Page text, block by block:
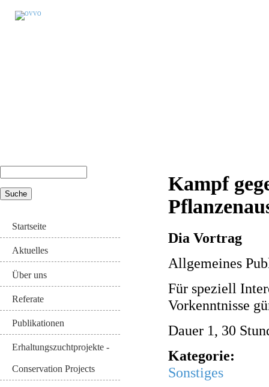
Suchformular
Startseite
Aktuelles
Über uns
Referate
Publikationen
Erhaltungszuchtprojekte -
Conservation Projects
Kampf
Dia Vortrag
Allgemeines
Für speziell
Vorkenntnisse
Dauer 1, 30
Kategorie:
Sonstiges